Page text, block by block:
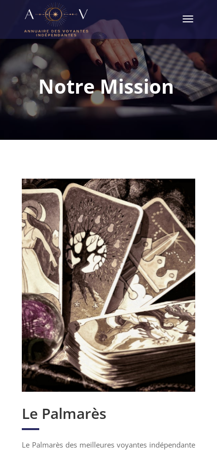
Notre Mission
Le Palmarès
Le Palmarès des meilleures voyantes indépendante